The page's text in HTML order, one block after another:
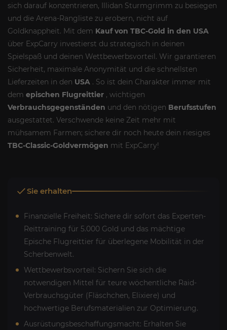
sich darauf konzentrieren, Illidan Sturmgrimm zu besiegen
und die Arena-Rangliste zu erobern, nicht auf
Goldknappheit. Mit dem Kauf von TBC-Gold in den USA
über ExpCarry investierst du strategisch in deinen
Spielspaß und deinen Wettbewerbsvorteil. Wir garantieren
Sicherheit, maximale Anonymität und die schnellsten
Lieferzeiten in den USA . So ist dein Charakter immer mit
dem epischen Flugreittier , wichtigen
Verbrauchsgegenständen und den nötigen Berufsstufen
ausgestattet. Verschwende keine Zeit mehr mit
mühsamem Farmen; sichere dir noch heute dein riesiges
TBC-Classic-Goldvermögen mit ExpCarry!
Sie erhalten
Finanzielle Freiheit: Sichere dir sofort das Experten-
Reittraining für 5.000 Gold und das mächtige
Epische Flugreittier für überlegene Mobilität in der
Scherbenwelt.
Wettbewerbsvorteil: Sichern Sie sich die
notwendigen Mittel für teure wöchentliche Raid-
Verbrauchsgüter (Fläschchen, Elixiere) und
hochwertige Berufsmaterialien zur Optimierung.
Ausrüstungsbeschaffungsmacht: Erhalten Sie